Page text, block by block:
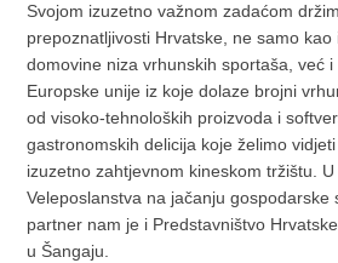
Svojom izuzetno važnom zadaćom
prepoznatljivosti Hrvatske, ne samo
domovine niza vrhunskih sportaša, već
Europske unije iz koje dolaze brojni
od visoko-tehnoloških proizvoda i
gastronomskih delicija koje želimo
izuzetno zahtjevnom kineskom tržištu.
Veleposlanstva na jačanju gospodarske
partner nam je i Predstavništvo
u Šangaju.